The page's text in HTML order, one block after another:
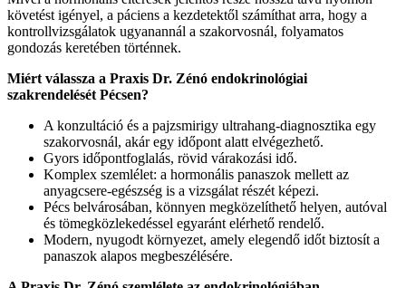
követést igényel, a páciens a kezdetektől számíthat arra, hogy a
kontrollvizsgálatok ugyanannál a szakorvosnál, folyamatos
gondozás keretében történnek.
Miért válassza a Praxis Dr. Zénó endokrinológiai
szakrendelését Pécsen?
A konzultáció és a pajzsmirigy ultrahang-diagnosztika egy
szakorvosnál, akár egy időpont alatt elvégezhető.
Gyors időpontfoglalás, rövid várakozási idő.
Komplex szemlélet: a hormonális panaszok mellett az
anyagcsere-egészség is a vizsgálat részét képezi.
Pécs belvárosában, könnyen megközelíthető helyen, autóval
és tömegközlekedéssel egyaránt elérhető rendelő.
Modern, nyugodt környezet, amely elegendő időt biztosít a
panaszok alapos megbeszélésére.